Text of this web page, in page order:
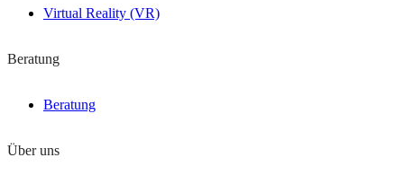
Virtual Reality (VR)
Beratung
Beratung
Über uns